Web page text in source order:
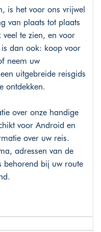
is het voor ons vrijwel
van plaats tot plaats
te zien, en voor
dan ook: koop voor
neem uw
uitgebreide reisgids
ontdekken.
over onze handige
voor Android en
over uw reis.
adressen van de
behorend bij uw route